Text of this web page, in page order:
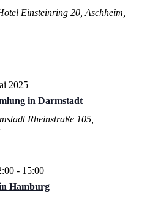
Einsteinring 20, Aschheim,
in Darmstadt
2025
Rheinstraße 105,
Hamburg
- 15:00